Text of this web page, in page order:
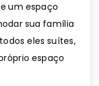
um espaço
sua família
eles suítes,
espaço